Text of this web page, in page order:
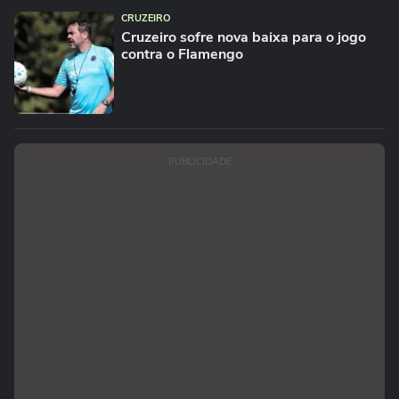
CRUZEIRO
Cruzeiro sofre nova baixa para o jogo
contra o Flamengo
PUBLICIDADE